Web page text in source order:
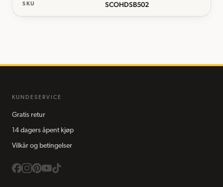
SKU SCOHDSB502
KUNDESERVICE
Gratis retur
14 dagers åpent kjøp
Vilkår og betingelser